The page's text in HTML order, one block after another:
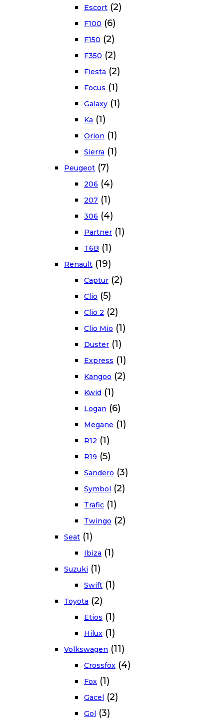
Escort (2)
F100 (6)
F150 (2)
F350 (2)
Fiesta (2)
Focus (1)
Galaxy (1)
Ka (1)
Orion (1)
Sierra (1)
Peugeot (7)
206 (4)
207 (1)
306 (4)
Partner (1)
T6B (1)
Renault (19)
Captur (2)
Clio (5)
Clio 2 (2)
Clio Mio (1)
Duster (1)
Express (1)
Kangoo (2)
Kwid (1)
Logan (6)
Megane (1)
R12 (1)
R19 (5)
Sandero (3)
Symbol (2)
Trafic (1)
Twingo (2)
Seat (1)
Ibiza (1)
Suzuki (1)
Swift (1)
Toyota (2)
Etios (1)
Hilux (1)
Volkswagen (11)
Crossfox (4)
Fox (1)
Gacel (2)
Gol (3)